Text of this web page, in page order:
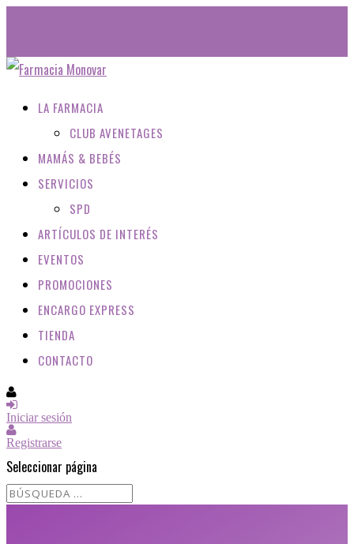
LA FARMACIA
CLUB AVENETAGES
MAMÁS & BEBÉS
SERVICIOS
SPD
ARTÍCULOS DE INTERÉS
EVENTOS
PROMOCIONES
ENCARGO EXPRESS
TIENDA
CONTACTO
Iniciar sesión
Registrarse
Seleccionar página